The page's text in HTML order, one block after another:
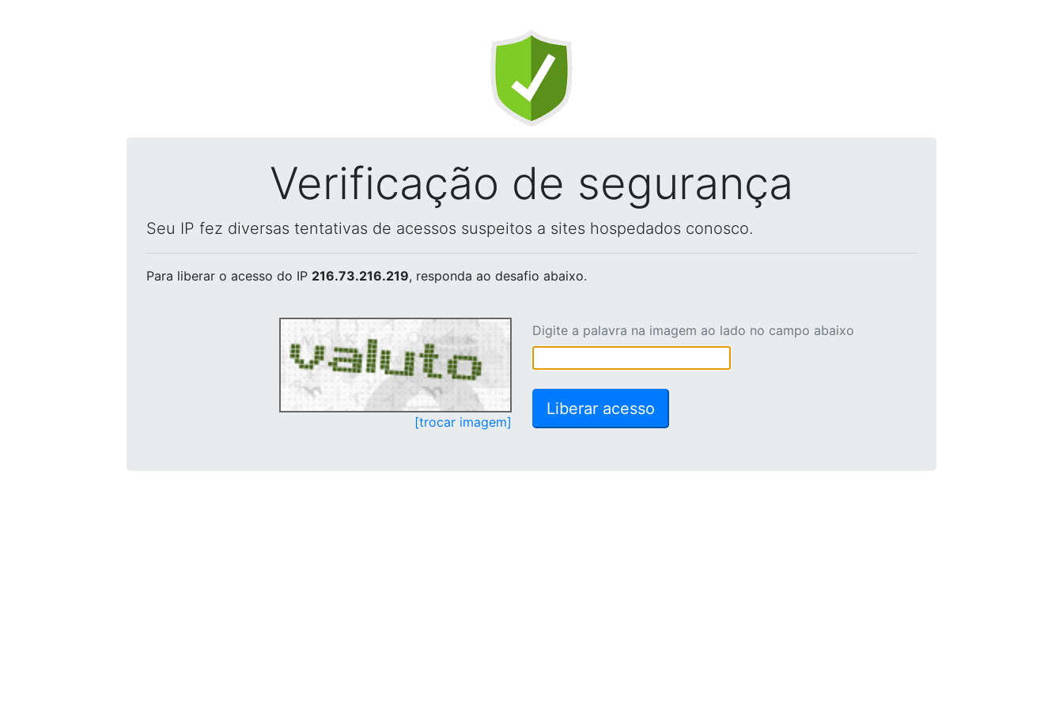
Verificação de segurança
Seu IP fez diversas tentativas de acessos suspeitos a sites hospedados conosco.
Para liberar o acesso do IP 216.73.216.219, responda ao desafio abaixo.
[trocar imagem]
Digite a palavra na imagem ao lado no campo abaixo